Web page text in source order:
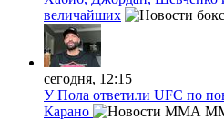
величайших
сегодня, 12:15
У Пола ответили UFC по
Карано